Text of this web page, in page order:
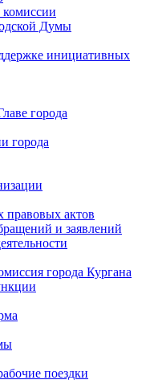
комиссии
Думы
инициативных
города
города
актов
и заявлений
города Кургана
поездки